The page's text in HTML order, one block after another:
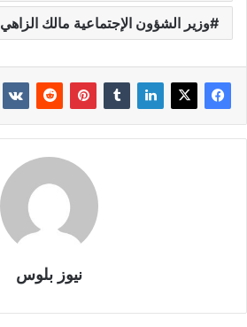
وزير الشؤون الإجتماعية مالك الزاهي
نيوز بلوس